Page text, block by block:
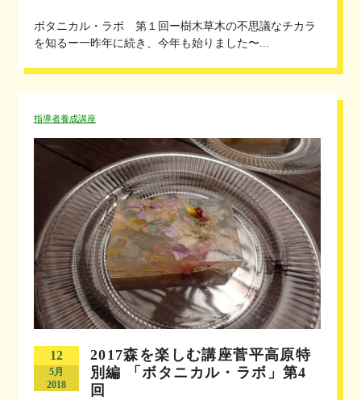
ボタニカル・ラボ 第１回ー樹木草木の不思議なチカラ
を知るー一昨年に続き、今年も始りました〜...
指導者養成講座
12
5月
2018
2017森を楽しむ講座菅平高原特
別編 「ボタニカル・ラボ」第4
回